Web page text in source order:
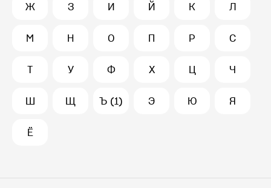
Ж З И Й К Л
М Н О П Р С
Т У Ф Х Ц Ч
Ш Щ Ъ (1) Э Ю Я
Ё